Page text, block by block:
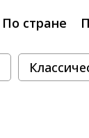
По стране